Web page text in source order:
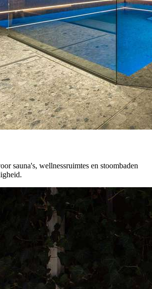
sauna's, wellnessruimtes en stoombaden